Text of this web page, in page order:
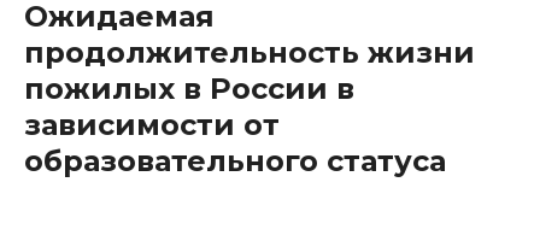
Ожидаемая
продолжительность жизни
пожилых в России в
зависимости от
образовательного статуса